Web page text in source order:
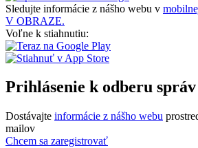
Sledujte informácie z nášho webu v
V OBRAZE.
Voľne k stiahnutiu:
Prihlásenie k odberu správ
Dostávajte informácie z nášho webu
mailov
Chcem sa zaregistrovať